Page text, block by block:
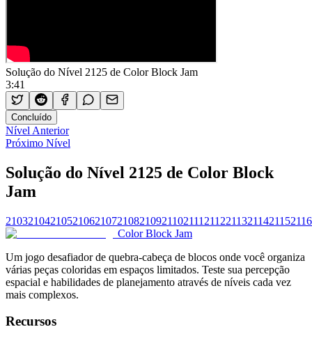
Solução do Nível 2125 de Color Block Jam
3:41
Concluído
Nível Anterior
Próximo Nível
Solução do Nível 2125 de Color Block
Jam
210321042105210621072108210921102111 21122113211421152116
Color Block Jam
Um jogo desafiador de quebra-cabeça de blocos onde você organiza
várias peças coloridas em espaços limitados. Teste sua percepção
espacial e habilidades de planejamento através de níveis cada vez
mais complexos.
Recursos